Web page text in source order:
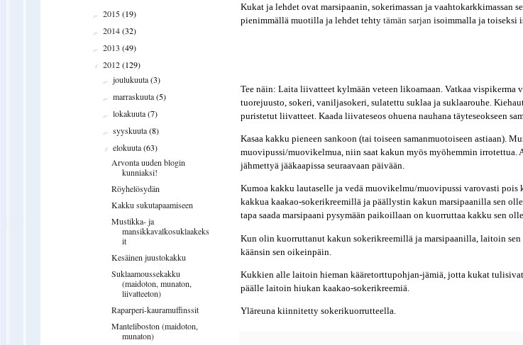
Kukat ja lehdet ovat marsipaanin, sokerimassan ja vaahtokarkkimassan
pienimmällä muotilla ja lehdet tehty tämän sarjan isoimmalla ja toiseksi
Tee näin: Laita liivatteet kylmään veteen likoamaan. Vatkaa vispikerma
tuorejuusto, sokeri, vaniljasokeri, sulatettu suklaa ja suklaarouhe.
puristetut liivatteet. Kaada liivateseos ohuena nauhana täyteseokseen
Kasaa kakku pieneen sankoon (tai toiseen samanmuotoiseen astiaan).
muovipussi/muovikelmua, niin saat kakun myös myöhemmin irrotettua.
jähmettyä jääkaapissa seuraavaan päivään.
Kumoa kakku lautaselle ja vedä muovikelmu/muovipussi varovasti
kakkua kaakao-sokerikreemillä ja päällystin kakun marsipaanilla sen
tapa saada marsipaani pysymään paikoillaan on kuorruttaa kakku sen
Kun olin kuorruttanut kakun sokerikreemillä ja marsipaanilla, laitoin
käänsin sen oikeinpäin.
Kukkien alle laitoin hieman kääretorttupohjan-jämiä, jotta kukat
päälle laitoin hiukan kaakao-sokerikreemiä.
Yläreuna kiinnitetty sokerikuorrutteella.
► 2015(19)
► 2014(32)
► 2013 (49)
▼ 2012(129)
►joulukuuta(3)
►marraskuuta(5)
►lokakuuta(7)
►syyskuuta(8)
▼elokuuta(63)
Arvonta uuden blogin
kunniaksi!
Röyhelösydän
Kakku sukutapaamiseen
Mustikka- ja
mansikkavalkosuklaakeks
it
Kesäinen juustokakku
Suklaamoussekakku
(maidoton, munaton,
liivatteeton)
Raparperi-kauramuffinssit
Manteliboston (maidoton,
munaton)